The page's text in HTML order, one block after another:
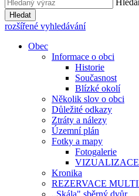
Hledat
rozšířené vyhledávání
Obec
Informace o obci
Historie
Současnost
Blízké okolí
Několik slov o obci
Důležité odkazy
Ztráty a nálezy
Územní plán
Fotky a mapy
Fotogalerie
VIZUALIZACE
Kronika
REZERVACE
,,Skála" sběrný dvůr